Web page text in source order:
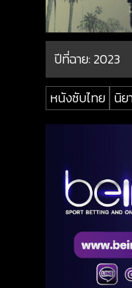
ปีที่ฉาย:2023
หนังซับไทย นิย